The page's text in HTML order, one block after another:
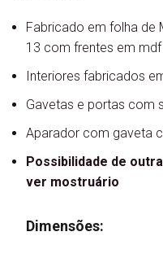
Fabricado em folha de
13 com frentes em
Interiores fabricados
Gavetas e portas com
Aparador com gaveta
Possibilidade de
ver mostruário
Dimensões: